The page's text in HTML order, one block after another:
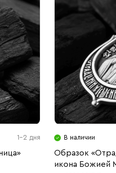
1-2 дня В наличии
Образок
икона Божией